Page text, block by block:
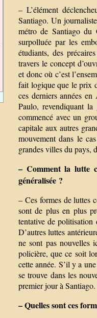
– L’élément
Santiago. Un
métro de Santiago
surpolluée par les
étudiants, des
travers le concept
et donc où c’est
fait logique que le prix
ces derniers années
Paulo, revendiquant
commencé avec un
capitale aux autres
mouvement dans le
grandes villes du pays,
– Comment la lutte
généralisée ?
– Ces formes de luttes
sont de plus en plus
tentative de
D’autres luttes
ne sont pas nouvelles
policière, que ce soit
cette année. S’il y a
se trouve dans les
premier jour à Santiago.
– Quelles sont ces